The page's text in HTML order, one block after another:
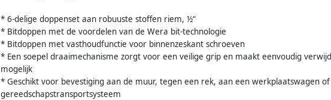
* 6-delige doppenset aan robuuste stoffen riem, ½“
* Bitdoppen met de voordelen van de Wera bit-technologie
* Bitdoppen met vasthoudfunctie voor binnenzeskant schroeven
* Een soepel draaimechanisme zorgt voor een veilige grip en maakt eenvoudig
mogelijk
* Geschikt voor bevestiging aan de muur, tegen een rek, aan een werkplaatswagen
gereedschapstransportsysteem